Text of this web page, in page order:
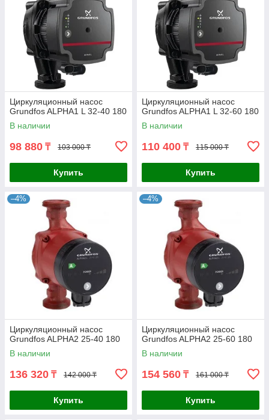
Циркуляционный насос
Grundfos ALPHA1 L 32-40 180
В наличии
98 880 ₸ 103 000 ₸
Купить
Циркуляционный насос
Grundfos ALPHA1 L 32-60 180
В наличии
110 400 ₸ 115 000 ₸
Купить
–4%
Циркуляционный насос
Grundfos ALPHA2 25-40 180
В наличии
136 320 ₸ 142 000 ₸
Купить
–4%
Циркуляционный насос
Grundfos ALPHA2 25-60 180
В наличии
154 560 ₸ 161 000 ₸
Купить